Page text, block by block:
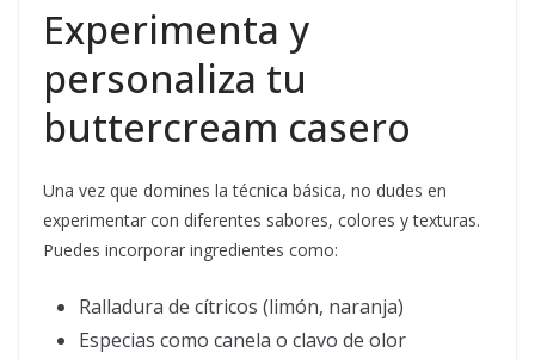
Experimenta y
personaliza tu
buttercream casero
Una vez que domines la técnica básica, no dudes en
experimentar con diferentes sabores, colores y texturas.
Puedes incorporar ingredientes como:
Ralladura de cítricos (limón, naranja)
Especias como canela o clavo de olor